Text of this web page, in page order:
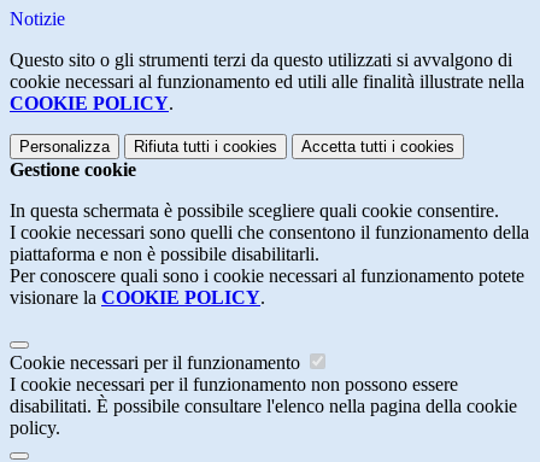
Notizie
Questo sito o gli strumenti terzi da questo utilizzati si avvalgono di
cookie necessari al funzionamento ed utili alle finalità illustrate nella
COOKIE POLICY.
Personalizza Rifiuta tutti i cookies Accetta tutti i cookies
Gestione cookie
In questa schermata è possibile scegliere quali cookie consentire.
I cookie necessari sono quelli che consentono il funzionamento della
piattaforma e non è possibile disabilitarli.
Per conoscere quali sono i cookie necessari al funzionamento potete
visionare la COOKIE POLICY.
Cookie necessari per il funzionamento
I cookie necessari per il funzionamento non possono essere
disabilitati. È possibile consultare l'elenco nella pagina della cookie
policy.